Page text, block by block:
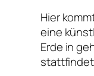
Hier
eine
Erde in